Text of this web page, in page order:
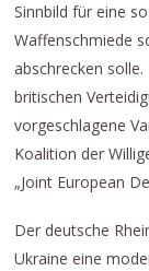
Sinnbild für eine
Waffenschmiede
abschrecken
britischen
vorgeschlagene
Koalition der
„Joint European
Der deutsche
Ukraine eine